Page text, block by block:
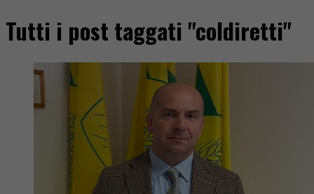
Tutti i post taggati "coldiretti"